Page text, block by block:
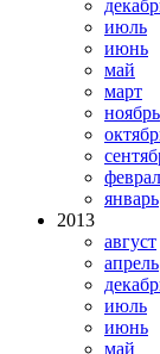
июль
июнь
май
март
ноябрь
январь
2013
август
апрель
июль
июнь
май